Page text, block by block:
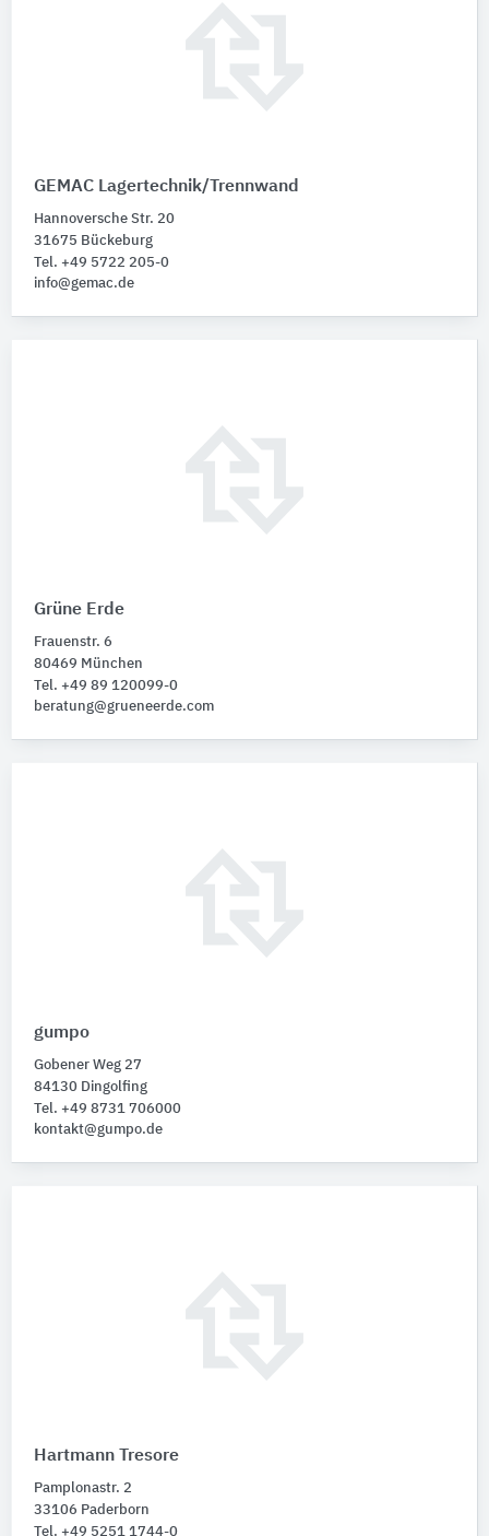
GEMAC Lagertechnik/Trennwand
Hannoversche Str. 20
31675 Bückeburg
Tel. +49 5722 205-0
info@gemac.de
Grüne Erde
Frauenstr. 6
80469 München
Tel. +49 89 120099-0
beratung@grueneerde.com
gumpo
Gobener Weg 27
84130 Dingolfing
Tel. +49 8731 706000
kontakt@gumpo.de
Hartmann Tresore
Pamplonastr. 2
33106 Paderborn
Tel. +49 5251 1744-0